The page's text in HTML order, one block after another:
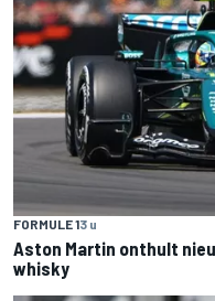
FORMULE 13 u
Aston Martin onthult
whisky